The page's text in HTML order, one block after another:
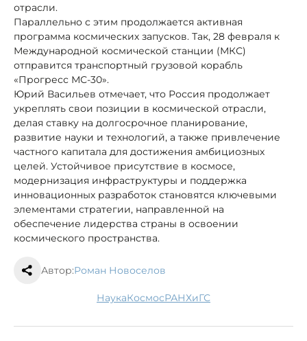
отрасли.
Параллельно с этим продолжается активная
программа космических запусков. Так, 28 февраля к
Международной космической станции (МКС)
отправится транспортный грузовой корабль
«Прогресс МС-30».
Юрий Васильев отмечает, что Россия продолжает
укреплять свои позиции в космической отрасли,
делая ставку на долгосрочное планирование,
развитие науки и технологий, а также привлечение
частного капитала для достижения амбициозных
целей. Устойчивое присутствие в космосе,
модернизация инфраструктуры и поддержка
инновационных разработок становятся ключевыми
элементами стратегии, направленной на
обеспечение лидерства страны в освоении
космического пространства.
Автор:Роман Новоселов
наука космос РАНХиГС